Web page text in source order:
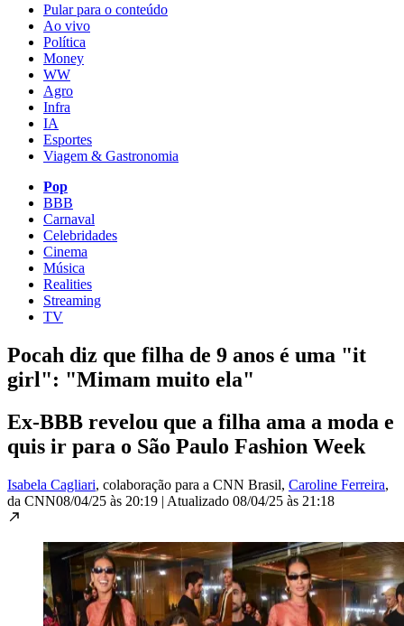
Pular para o conteúdo
Ao vivo
Política
Money
WW
Agro
Infra
IA
Esportes
Viagem & Gastronomia
Pop
BBB
Carnaval
Celebridades
Cinema
Música
Realities
Streaming
TV
Pocah diz que filha de 9 anos é uma "it
girl": "Mimam muito ela"
Ex-BBB revelou que a filha ama a moda e
quis ir para o São Paulo Fashion Week
Isabela Cagliari, colaboração para a CNN Brasil, Caroline Ferreira,
da CNN08/04/25 às 20:19 | Atualizado 08/04/25 às 21:18